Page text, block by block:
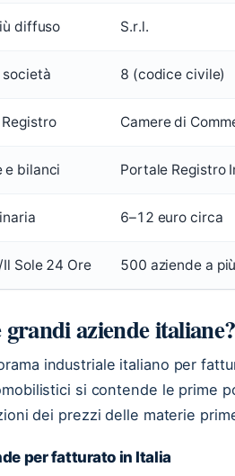
diffuso S.r.l.
8 (codice civile)
Camere di
e bilanci Portale Registro
6–12 euro circa
Sole 24 Ore 500 aziende a
aziende italiane?
industriale italiano per
si contende le prime
dei prezzi delle materie
per fatturato in Italia